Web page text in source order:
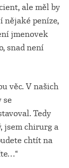
ale měl by
nějaké peníze,
jmenovek
snad není
věc. V našich
se
Tedy
jsem chirurg a
chtít na